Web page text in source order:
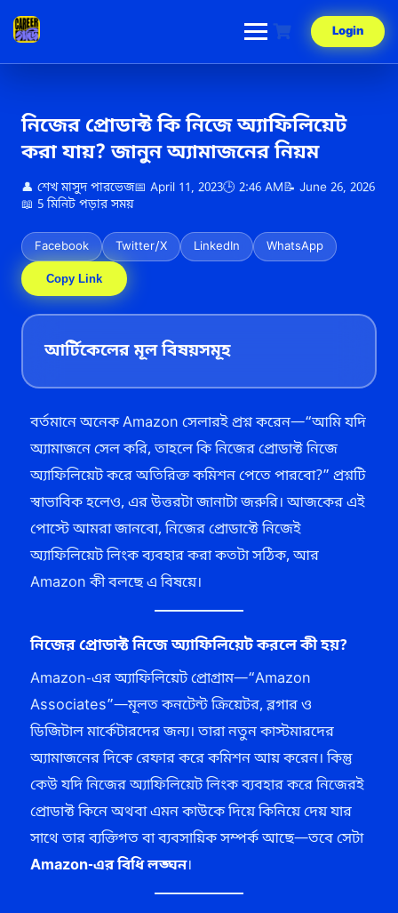
content
Login
নিজের প্রোডাক্ট কি নিজে অ্যাফিলিয়েট
করা যায়? জানুন অ্যামাজনের নিয়ম
👤 শেখ মাসুদ পারভেজ📅 April 11, 2023🕒 2:46 AM📝 June 26, 2026
📖 5 মিনিট পড়ার সময়
Facebook Twitter/X LinkedIn WhatsApp
Copy Link
আর্টিকেলের মূল বিষয়সমূহ
বর্তমানে অনেক Amazon সেলারই প্রশ্ন করেন—“আমি যদি
অ্যামাজনে সেল করি, তাহলে কি নিজের প্রোডাক্ট নিজে
অ্যাফিলিয়েট করে অতিরিক্ত কমিশন পেতে পারবো?” প্রশ্নটি
স্বাভাবিক হলেও, এর উত্তরটা জানাটা জরুরি। আজকের এই
পোস্টে আমরা জানবো, নিজের প্রোডাক্টে নিজেই
অ্যাফিলিয়েট লিংক ব্যবহার করা কতটা সঠিক, আর
Amazon কী বলছে এ বিষয়ে।
নিজের প্রোডাক্ট নিজে অ্যাফিলিয়েট করলে কী হয়?
Amazon-এর অ্যাফিলিয়েট প্রোগ্রাম—“Amazon
Associates”—মূলত কনটেন্ট ক্রিয়েটর, ব্লগার ও
ডিজিটাল মার্কেটারদের জন্য। তারা নতুন কাস্টমারদের
অ্যামাজনের দিকে রেফার করে কমিশন আয় করেন। কিন্তু
কেউ যদি নিজের অ্যাফিলিয়েট লিংক ব্যবহার করে নিজেরই
প্রোডাক্ট কিনে অথবা এমন কাউকে দিয়ে কিনিয়ে দেয় যার
সাথে তার ব্যক্তিগত বা ব্যবসায়িক সম্পর্ক আছে—তবে সেটা
Amazon-এর বিধি লঙ্ঘন।